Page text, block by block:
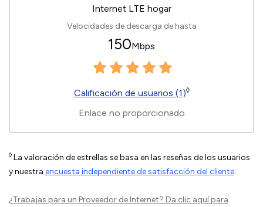
Internet LTE hogar
Velocidades de descarga de hasta
150Mbps
Calificación de usuarios (1)◊
Enlace no proporcionado
◊ La valoración de estrellas se basa en las reseñas de los usuarios
y nuestra encuesta independiente de satisfacción del cliente.
¿Trabajas para un Proveedor de Internet? Da clic aquípara